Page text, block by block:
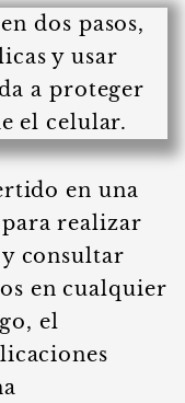
en una
realizar
consultar
en cualquier
el